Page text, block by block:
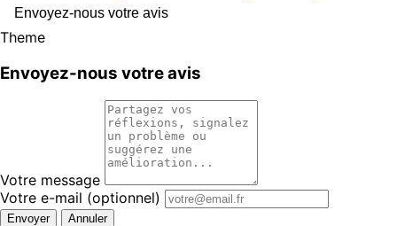
Envoyez-nous votre avis
Theme
Envoyez-nous votre avis
Votre message
Votre e-mail (optionnel)
Envoyer Annuler